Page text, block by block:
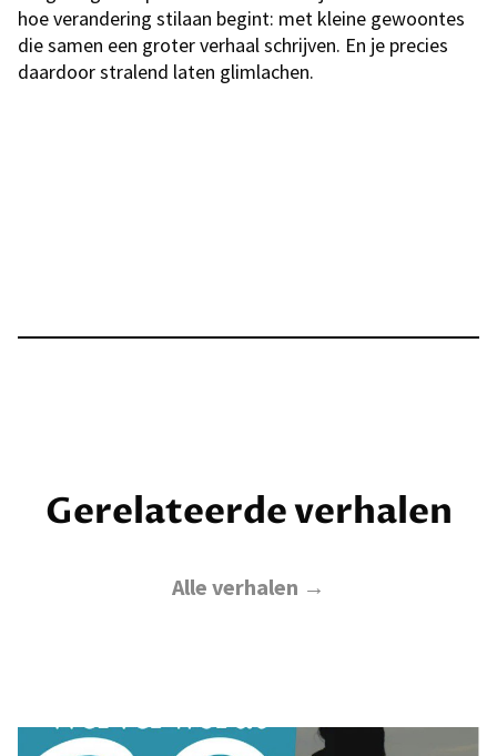
hoe verandering stilaan begint: met kleine gewoontes
die samen een groter verhaal schrijven. En je precies
daardoor stralend laten glimlachen.
Gerelateerde verhalen
Alle verhalen →